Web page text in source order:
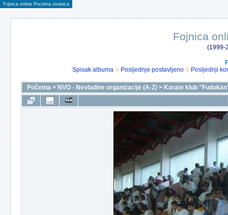
Fojnica online Pocetna stranica
Fojnica
(1999-
Spisak albuma
Posljednje postavljeno Posljednji
Početna > NVO - Nevladine organizacije (A-Z) > Karate klub